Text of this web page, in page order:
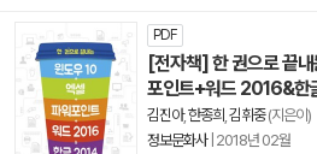
PDF
[전자책] 한 권으로 끝
포인트+워드 2016&한
김진아,한종희 김휘중(지은이)
정보문화사| 2018년 02월